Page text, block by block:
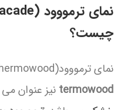
چیست؟
نمای ترمووود(thermowood) که به اشتباه
termowood نیز عنوان